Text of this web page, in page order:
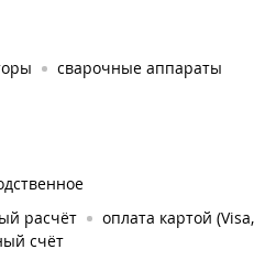
сварочные аппараты
расчёт оплата картой
счёт